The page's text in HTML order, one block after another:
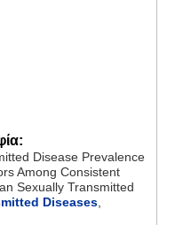
Disease Prevalence
Among Consistent
Sexually Transmitted
Diseases